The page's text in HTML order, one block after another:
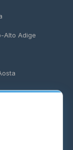
Alto Adige